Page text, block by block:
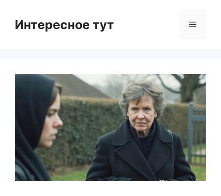
contentИнтересное тут Menu